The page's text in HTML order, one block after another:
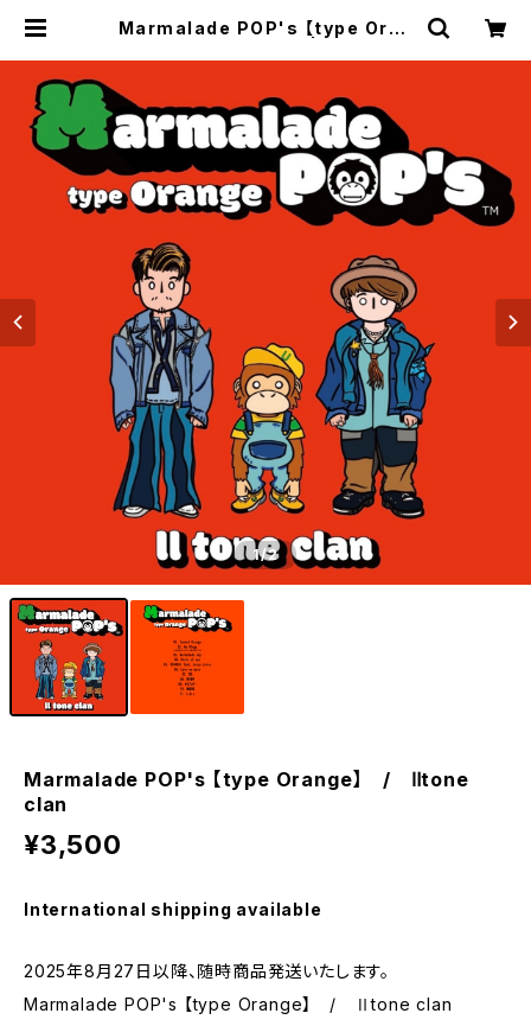
Marmalade POP's 【type Oran
nline Shop
1/2
Marmalade POP's 【type Orange】 / Ⅱtone
clan
¥3,500
International shipping available
2025年8月27日以降、随時商品発送いたします。
Marmalade POP's 【type Orange】 / Ⅱtone clan